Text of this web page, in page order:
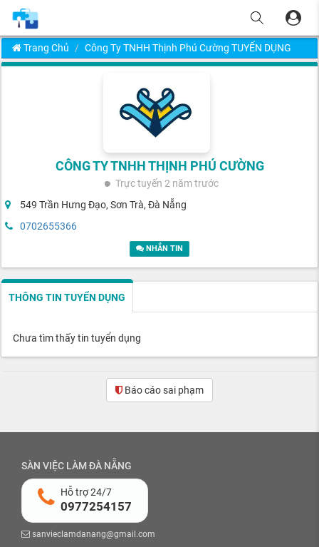
Trang Chủ Công Ty TNHH Thịnh Phú Cường TUYỂN DỤNG
CÔNG TY TNHH THỊNH PHÚ CƯỜNG
Trực tuyến 2 năm trước
549 Trần Hưng Đạo, Sơn Trà, Đà Nẵng
0702655366
NHẮN TIN
THÔNG TIN TUYỂN DỤNG
Chưa tìm thấy tin tuyển dụng
Báo cáo sai phạm
SÀN VIỆC LÀM ĐÀ NẴNG
Hỗ trợ 24/7
0977254157
sanvieclamdanang@gmail.com